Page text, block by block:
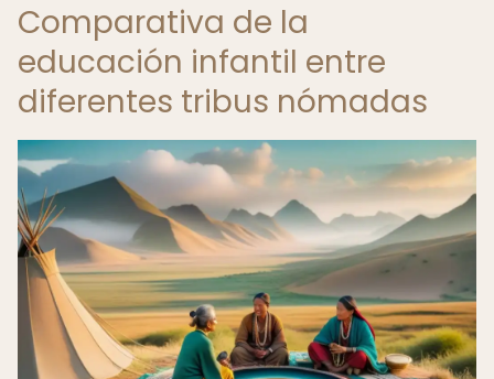
Comparativa de la
educación infantil entre
diferentes tribus nómadas